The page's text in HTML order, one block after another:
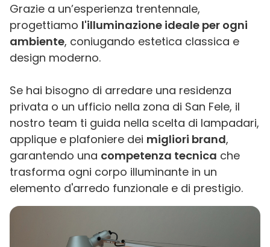
Grazie a un’esperienza trentennale,
progettiamo l'illuminazione ideale per ogni
ambiente, coniugando estetica classica e
design moderno.
Se hai bisogno di arredare una residenza
privata o un ufficio nella zona di San Fele, il
nostro team ti guida nella scelta di lampadari,
applique e plafoniere dei migliori brand,
garantendo una competenza tecnica che
trasforma ogni corpo illuminante in un
elemento d'arredo funzionale e di prestigio.